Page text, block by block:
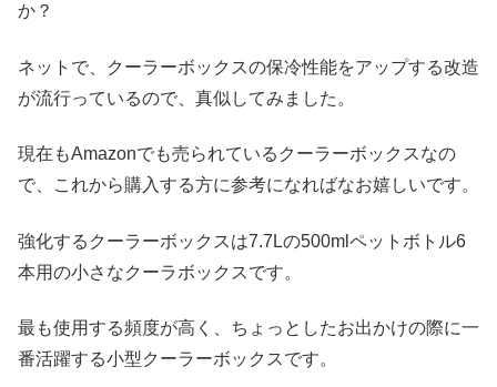
か？
ネットで、クーラーボックスの保冷性能をアップする改造
が流行っているので、真似してみました。
現在もAmazonでも売られているクーラーボックスなの
で、これから購入する方に参考になればなお嬉しいです。
強化するクーラーボックスは7.7Lの500mlペットボトル6
本用の小さなクーラボックスです。
最も使用する頻度が高く、ちょっとしたお出かけの際に一
番活躍する小型クーラーボックスです。